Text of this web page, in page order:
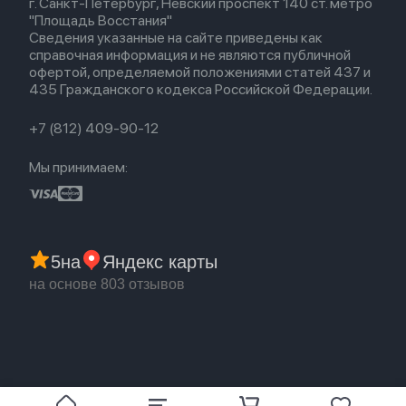
EarPods
Политика конфиденциальности
Оплата и доставка
Партнерская программа
Гарантия
Обмен и возврат
Бонусы
Новые поступления
Популярное
Акции
"Площадь Восстания"
Сведения указанные на сайте приведены как
справочная информация и не являются публичной
офертой, определяемой положениями статей 437 и
435 Гражданского кодекса Российской Федерации.
+7 (812) 409-90-12
Мы принимаем:
5на Яндекс карты
на основе 803 отзывов